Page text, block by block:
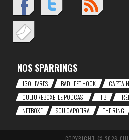
NOS SPARRINGS
130 LIVRES BAD LEFT HOOK
CULTUREBOXE, LE PODCAST
FFB
NETBOXE
SOU CAPOEIRA THE RING